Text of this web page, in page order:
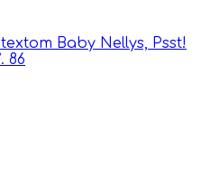
Baby Nellys, Psst!
86